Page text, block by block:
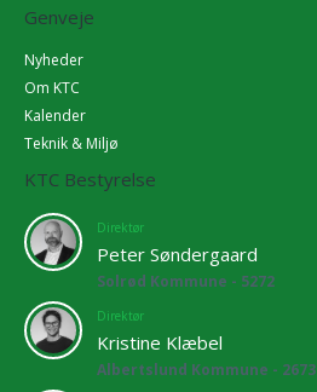
Genveje
Nyheder
Om KTC
Kalender
Teknik & Miljø
KTC Bestyrelse
Direktør
Peter Søndergaard
Solrød Kommune - 5272
Direktør
Kristine Klæbel
Albertslund Kommune - 2673